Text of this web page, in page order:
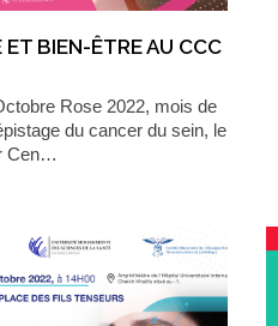
ET BIEN-ÊTRE AU CCC
Rose 2022, mois de
du cancer du sein, le
Cen…